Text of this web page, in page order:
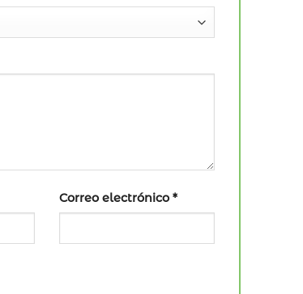
Correo electrónico *